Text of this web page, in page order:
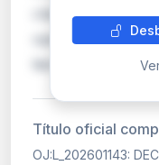
clave como el
operación de
tiempo de tra…
Título oficial
OJ:L_202601143: